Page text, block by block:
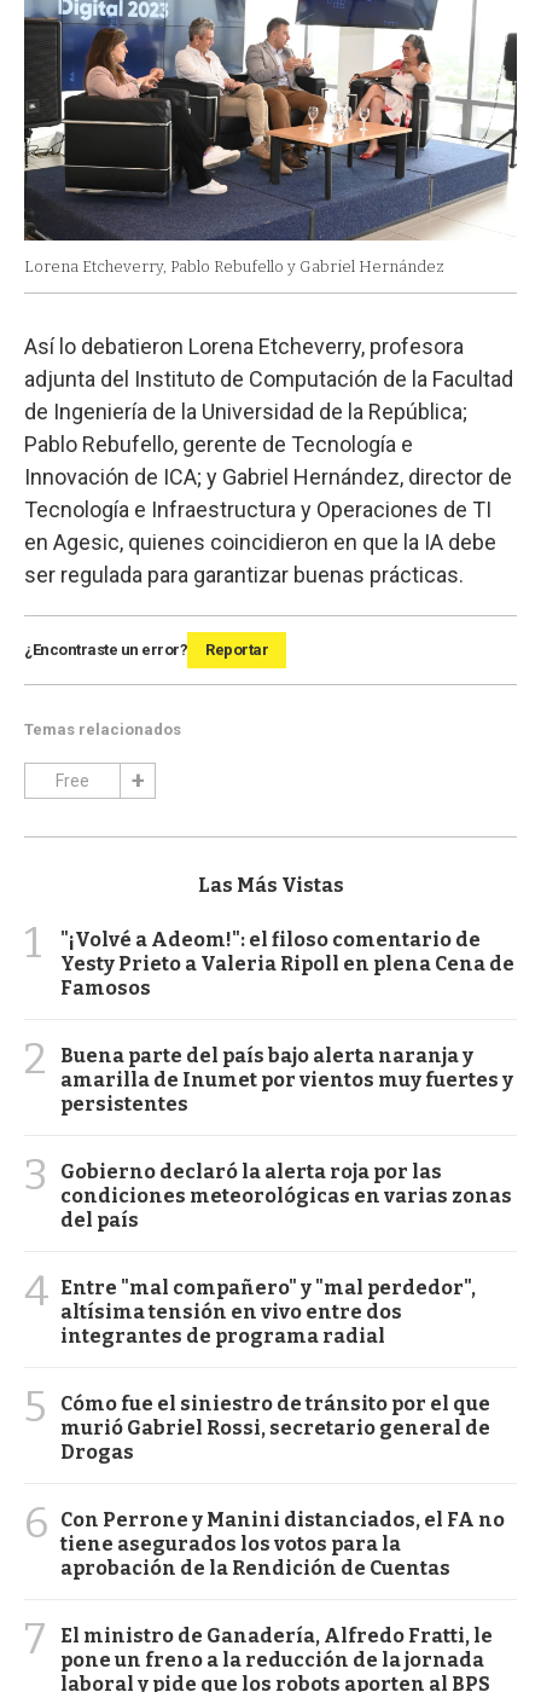
Lorena Etcheverry, Pablo Rebufello y Gabriel Hernández
Así lo debatieron Lorena Etcheverry, profesora
adjunta del Instituto de Computación de la Facultad
de Ingeniería de la Universidad de la República;
Pablo Rebufello, gerente de Tecnología e
Innovación de ICA; y Gabriel Hernández, director de
Tecnología e Infraestructura y Operaciones de TI
en Agesic, quienes coincidieron en que la IA debe
ser regulada para garantizar buenas prácticas.
¿Encontraste un error? Reportar
Temas relacionados
Free
Las Más Vistas
1
"¡Volvé a Adeom!": el filoso comentario de
Yesty Prieto a Valeria Ripoll en plena Cena de
Famosos
2
Buena parte del país bajo alerta naranja y
amarilla de Inumet por vientos muy fuertes y
persistentes
3
Gobierno declaró la alerta roja por las
condiciones meteorológicas en varias zonas
del país
4 Entre "mal compañero" y "mal perdedor",
altísima tensión en vivo entre dos
integrantes de programa radial
5
Cómo fue el siniestro de tránsito por el que
murió Gabriel Rossi, secretario general de
Drogas
6
Con Perrone y Manini distanciados, el FA no
tiene asegurados los votos para la
aprobación de la Rendición de Cuentas
7
El ministro de Ganadería, Alfredo Fratti, le
pone un freno a la reducción de la jornada
laboral y pide que los robots aporten al BPS